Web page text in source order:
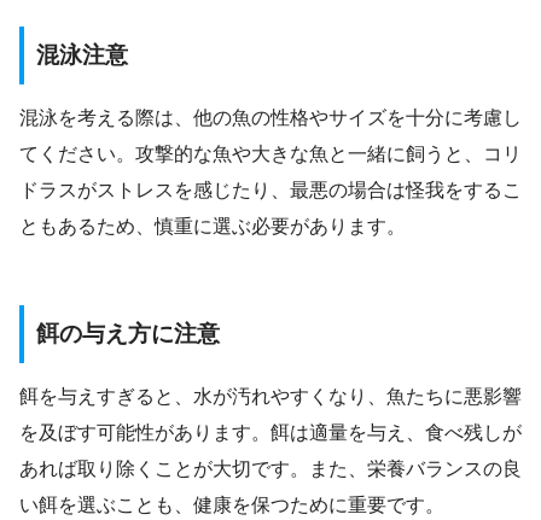
混泳注意
混泳を考える際は、他の魚の性格やサイズを十分に考慮し
てください。攻撃的な魚や大きな魚と一緒に飼うと、コリ
ドラスがストレスを感じたり、最悪の場合は怪我をするこ
ともあるため、慎重に選ぶ必要があります。
餌の与え方に注意
餌を与えすぎると、水が汚れやすくなり、魚たちに悪影響
を及ぼす可能性があります。餌は適量を与え、食べ残しが
あれば取り除くことが大切です。また、栄養バランスの良
い餌を選ぶことも、健康を保つために重要です。